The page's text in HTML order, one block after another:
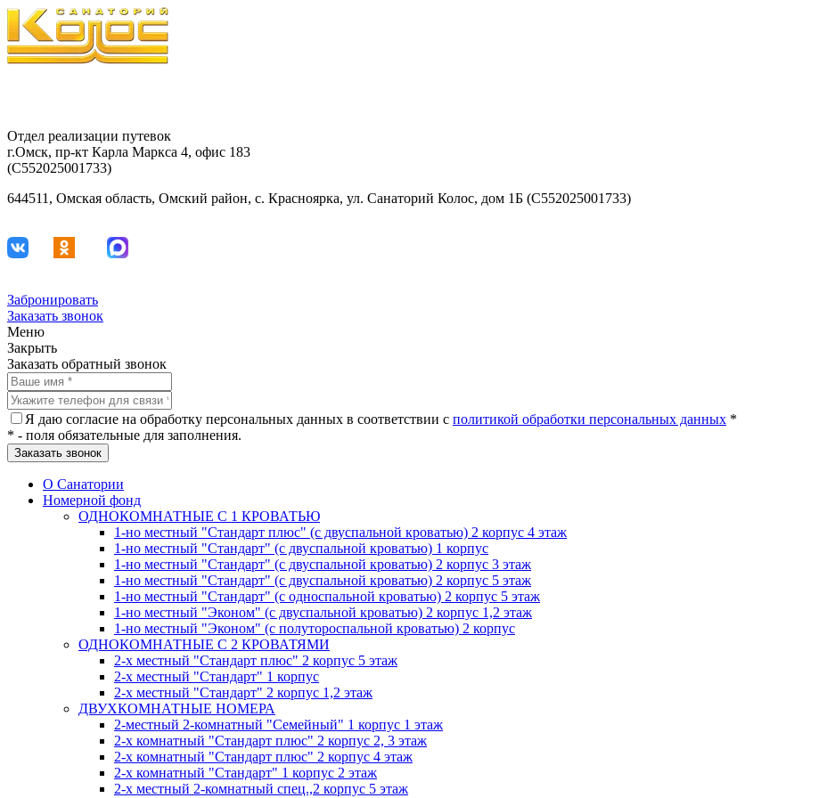
Отдел реализации путевок
г.Омск, пр-кт Карла Маркса 4, офис 183
(С552025001733)
644511, Омская область, Омский район, с. Красноярка, ул. Санаторий Колос, дом 1Б (С552025001733)
Забронировать
Заказать звонок
Меню
Закрыть
Заказать обратный звонок
Я даю согласие на обработку персональных данных в соответствии с политикой обработки персональных данных *
* - поля обязательные для заполнения.
О Санатории
Номерной фонд
ОДНОКОМНАТНЫЕ С 1 КРОВАТЬЮ
1-но местный "Стандарт плюс" (с двуспальной кроватью) 2 корпус 4 этаж
1-но местный "Стандарт" (с двуспальной кроватью) 1 корпус
1-но местный "Стандарт" (с двуспальной кроватью) 2 корпус 3 этаж
1-но местный "Стандарт" (с двуспальной кроватью) 2 корпус 5 этаж
1-но местный "Стандарт" (с односпальной кроватью) 2 корпус 5 этаж
1-но местный "Эконом" (с двуспальной кроватью) 2 корпус 1,2 этаж
1-но местный "Эконом" (с полутороспальной кроватью) 2 корпус
ОДНОКОМНАТНЫЕ С 2 КРОВАТЯМИ
2-х местный "Стандарт плюс" 2 корпус 5 этаж
2-х местный "Стандарт" 1 корпус
2-х местный "Стандарт" 2 корпус 1,2 этаж
ДВУХКОМНАТНЫЕ НОМЕРА
2-местный 2-комнатный "Семейный" 1 корпус 1 этаж
2-х комнатный "Стандарт плюс" 2 корпус 2, 3 этаж
2-х комнатный "Стандарт плюс" 2 корпус 4 этаж
2-х комнатный "Стандарт" 1 корпус 2 этаж
2-х местный 2-комнатный спец.,2 корпус 5 этаж